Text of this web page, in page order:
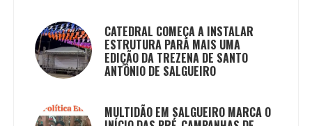
CATEDRAL COMEÇA A INSTALAR
ESTRUTURA PARA MAIS UMA
EDIÇÃO DA TREZENA DE SANTO
ANTÔNIO DE SALGUEIRO
MULTIDÃO EM SALGUEIRO MARCA O